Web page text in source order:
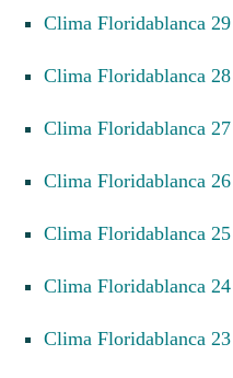
Clima Floridablanca
Clima Floridablanca
Clima Floridablanca
Clima Floridablanca
Clima Floridablanca
Clima Floridablanca
Clima Floridablanca